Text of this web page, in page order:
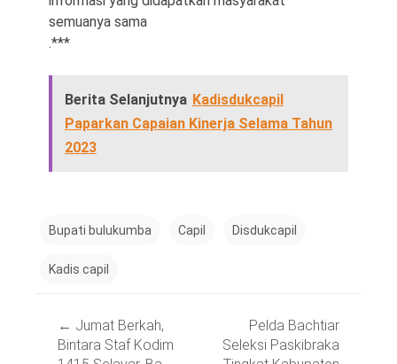
semuanya sama
.***
Berita Selanjutnya Kadisdukcapil
Paparkan Capaian Kinerja Selama Tahun
2023
Bupati bulukumba Capil Disdukcapil
Kadis capil
navigation
← Jumat Berkah,
Bintara Staf Kodim
Pelda Bachtiar
Seleksi Paskibraka